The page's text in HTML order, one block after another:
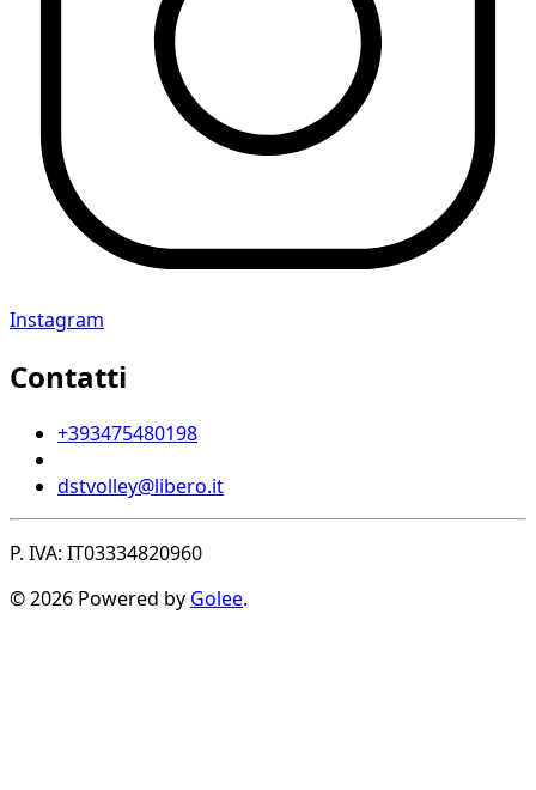
Instagram
Contatti
+393475480198
dstvolley@libero.it
P. IVA: IT03334820960
© 2026 Powered by Golee.